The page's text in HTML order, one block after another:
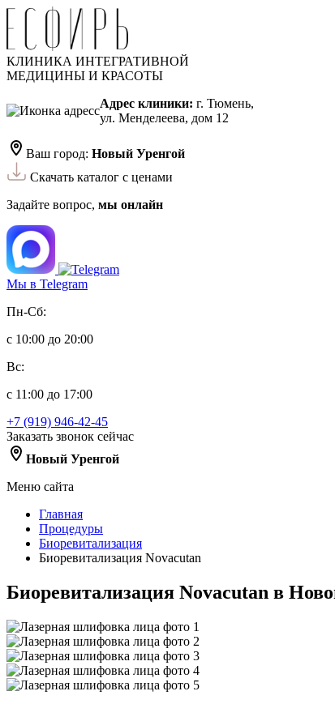
КЛИНИКА ИНТЕГРАТИВНОЙ
МЕДИЦИНЫ И КРАСОТЫ
Адрес клиники: г. Тюмень,
ул. Менделеева, дом 12
Ваш город: Новый Уренгой
Скачать каталог с ценами
Задайте вопрос, мы онлайн
Мы в Telegram
Пн-Сб:
с 10:00 до 20:00
Вс:
с 11:00 до 17:00
+7 (919) 946-42-45
Заказать звонок сейчас
Новый Уренгой
Меню сайта
Главная
Процедуры
Биоревитализация
Биоревитализация Novacutan
Биоревитализация Novacutan в